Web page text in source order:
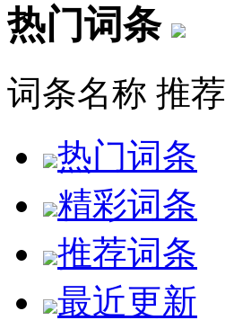
热门词条
词条名称 推
热门词条
精彩词条
推荐词条
最近更新